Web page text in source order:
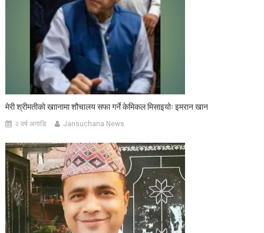
मेरी श्रीमतीकाे खाानामा शौचालय सफा गर्ने केमिकल मिसाइयोः इमरान खान
२ वर्ष अगाडि Jansuchana News